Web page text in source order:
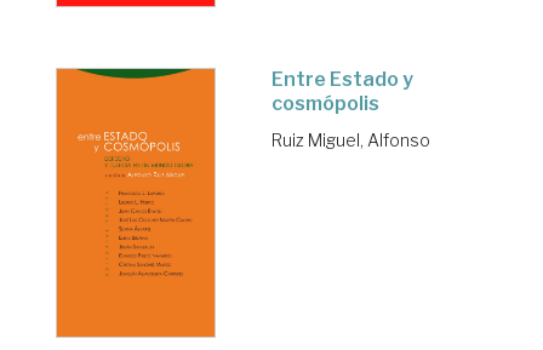
Entre Estado y
cosmópolis
Ruiz Miguel, Alfonso